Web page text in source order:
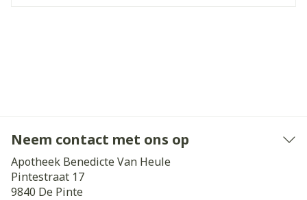
Neem contact met ons op
Apotheek Benedicte Van Heule
Pintestraat 17
9840 De Pinte